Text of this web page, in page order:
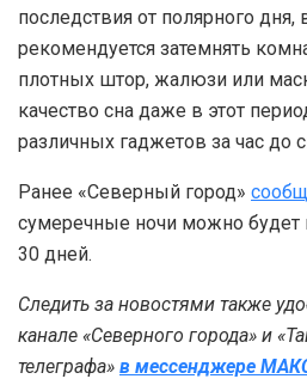
последствия от полярного дня,
рекомендуется затемнять
плотных штор, жалюзи или
качество сна даже в этот
различных гаджетов за час до
Ранее «Северный город»
сумеречные ночи можно будет
30 дней.
Следить за новостями также
канале «Северного города» и
телеграфа» в мессенджере